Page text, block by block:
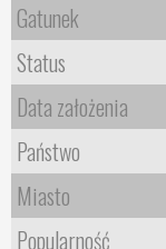
Gatunek
Status
Data założenia
Państwo
Miasto
Popularność